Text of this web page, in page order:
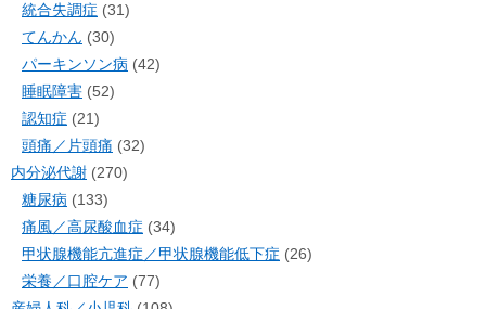
統合失調症 (31)
てんかん (30)
パーキンソン病 (42)
睡眠障害 (52)
認知症 (21)
頭痛／片頭痛 (32)
内分泌代謝 (270)
糖尿病 (133)
痛風／高尿酸血症 (34)
甲状腺機能亢進症／甲状腺機能低下症 (26)
栄養／口腔ケア (77)